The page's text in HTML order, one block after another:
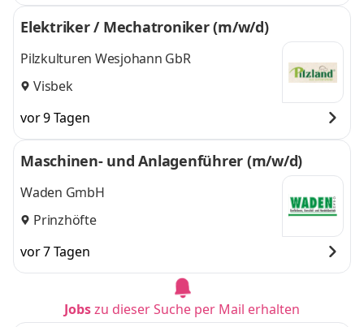
Elektriker / Mechatroniker (m/w/d)
Pilzkulturen Wesjohann GbR
Visbek
vor 9 Tagen
Maschinen- und Anlagenführer (m/w/d)
Waden GmbH
Prinzhöfte
vor 7 Tagen
Jobszu dieser Suche per Mail erhalten